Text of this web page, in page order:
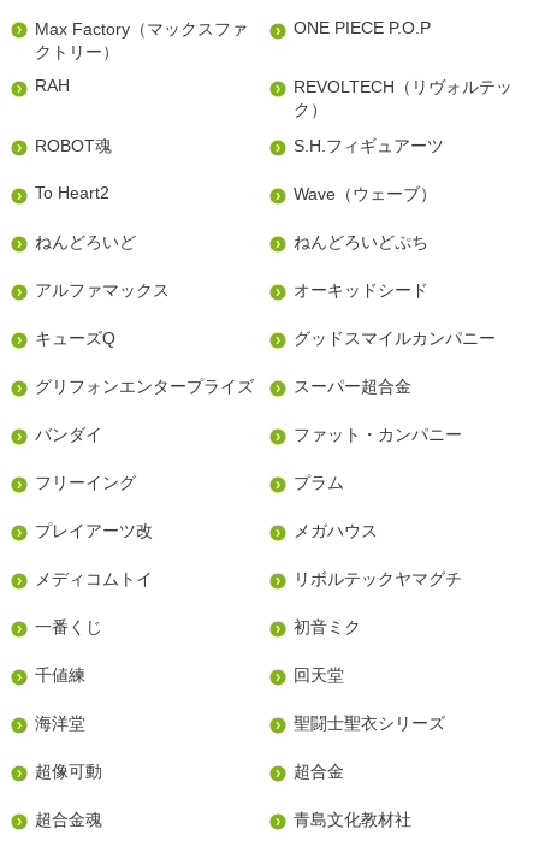
Max Factory（マックスファ
クトリー）
ONE PIECE P.O.P
RAH
REVOLTECH（リヴォルテッ
ク）
ROBOT魂
S.H.フィギュアーツ
To Heart2 Wave（ウェーブ）
ねんどろいど ねんどろいどぷち
アルファマックス オーキッドシード
キューズQ グッドスマイルカンパニー
グリフォンエンタープライズ スーパー超合金
バンダイ ファット・カンパニー
フリーイング プラム
プレイアーツ改 メガハウス
メディコムトイ リボルテックヤマグチ
一番くじ 初音ミク
千値練 回天堂
海洋堂 聖闘士聖衣シリーズ
超像可動 超合金
超合金魂 青島文化教材社